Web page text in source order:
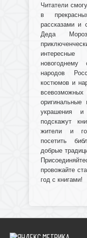
Читатели
в
рассказами и
Деда
новогоднему
народов
костюмов и
украшения
подскажут
жители и
посетить
добрые
провожайте
год с книгами!